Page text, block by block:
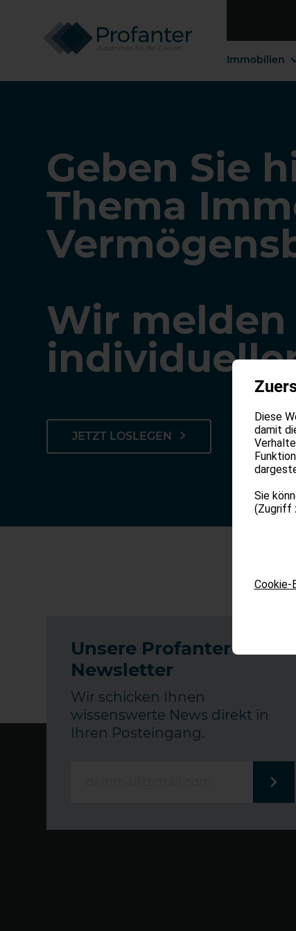
Immobilien
Geben Sie
Thema
Wir
JETZT LOSLEGEN
Unsere Profanter-
Newsletter
Wir schicken Ihnen
wissenswerte News direkt in
Ihren Posteingang.
Diese
damit
Sie
(Zugriff
Cookie-